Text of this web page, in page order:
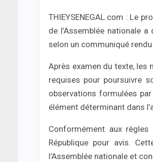
THIEYSENEGAL.com : Le
de l’Assemblée nationale
selon un communiqué
Après examen du texte,
requises pour poursuivre
observations formulées
élément déterminant dans
Conformément aux
République pour avis.
l’Assemblée nationale et